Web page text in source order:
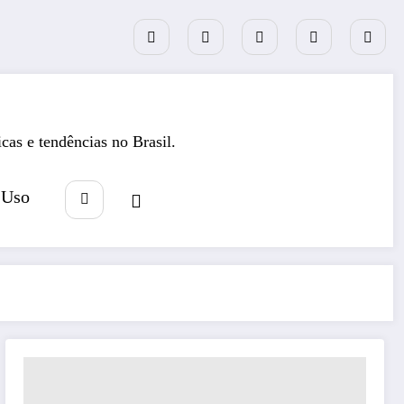
e tendências no Brasil.